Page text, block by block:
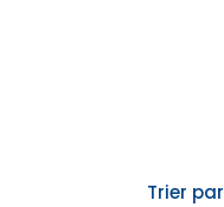
Trier par